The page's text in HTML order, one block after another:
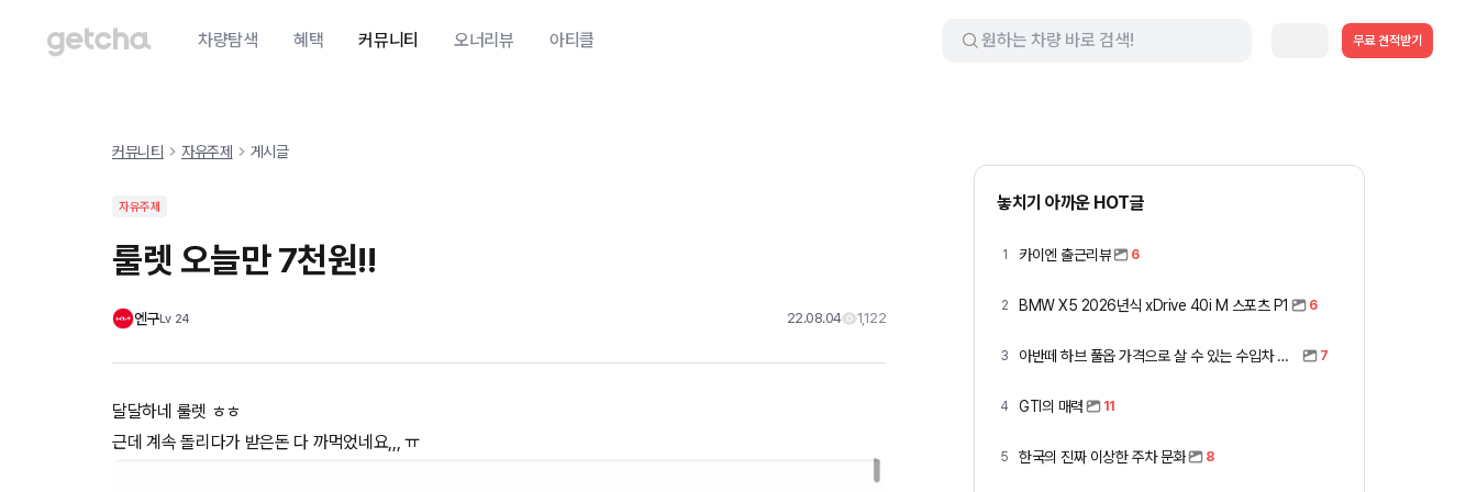
차량탐색 혜택 커뮤니티 오너리뷰 아티클 무료 견적받기
커뮤니티 자유주제 게시글
자유주제
룰렛 오늘만 7천원!!
엔구Lv 24 22.08.04 1,122
달달하네 룰렛 ㅎㅎ
근데 계속 돌리다가 받은돈 다 까먹었네요,,, ㅠ
놓치기 아까운 HOT글
1 카이엔 출근리뷰 6
2 BMW X5 2026년식 xDrive 40i M 스포츠 P1 6
3 아반떼 하브 풀옵 가격으로 살 수 있는 수입차 모아봤습니다 (중고 포함) 7
4 GTI의 매력 11
5 한국의 진짜 이상한 주차 문화 8